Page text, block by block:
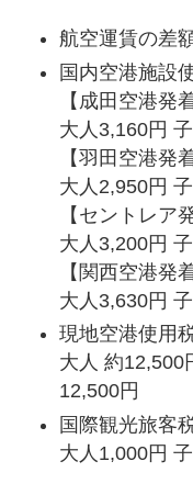
航空運賃の差
国内空港施設
【成田空港発
大人3,160円
【羽田空港発
大人2,950円
【セントレア
大人3,200円
【関西空港発
大人3,630円
現地空港使用
大人 約12,500
12,500円
国際観光旅客
大人1,000円